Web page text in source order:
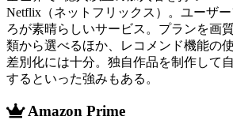
Netflix（ネットフリックス）。ユーザ
ろが素晴らしいサービス。プランを画
類から選べるほか、レコメンド機能の
差別化には十分。独自作品を制作して
するといった強みもある。
Amazon Prime